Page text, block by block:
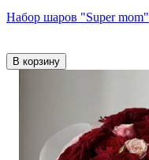
Набор шаров "Super mom"
В корзину